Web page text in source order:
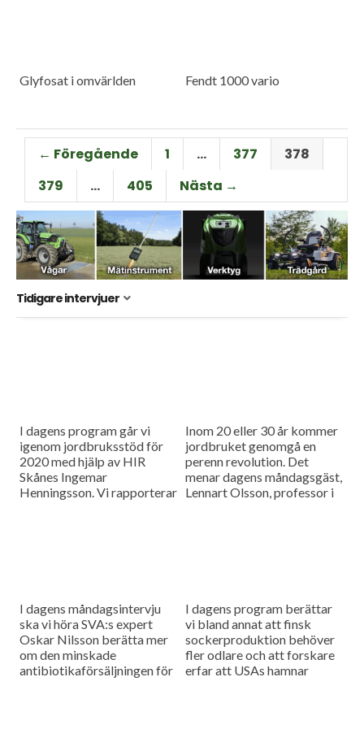
Glyfosat i omvärlden Fendt 1000 vario
← Föregående 1 … 377
378
379
… 405 Nästa →
Tidigare intervjuer
I dagens program går vi
igenom jordbruksstöd för
2020 med hjälp av HIR
Skånes Ingemar
Henningsson. Vi rapporterar
Inom 20 eller 30 år kommer
jordbruket genomgå en
perenn revolution. Det
menar dagens måndagsgäst,
Lennart Olsson, professor i
I dagens måndagsintervju
ska vi höra SVA:s expert
Oskar Nilsson berätta mer
om den minskade
antibiotikaförsäljningen för
I dagens program berättar
vi bland annat att finsk
sockerproduktion behöver
fler odlare och att forskare
erfar att USAs hamnar